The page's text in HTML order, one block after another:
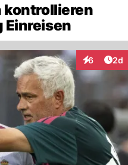
kontrollieren
Einreisen
6 2d